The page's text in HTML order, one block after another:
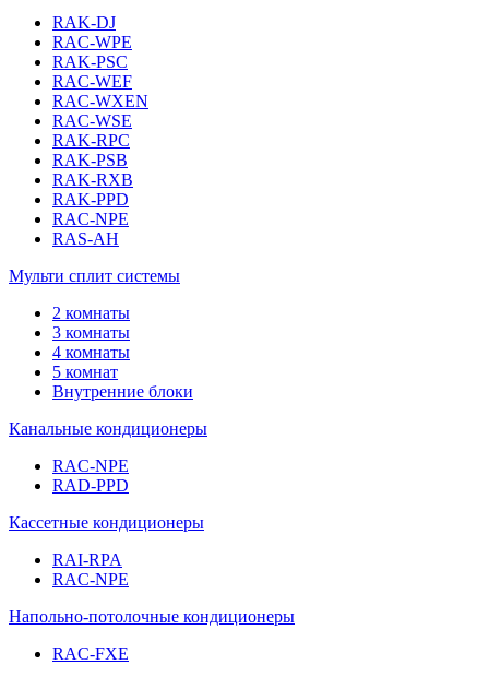
RAK-DJ
RAC-WPE
RAK-PSC
RAC-WEF
RAC-WXEN
RAC-WSE
RAK-RPC
RAK-PSB
RAK-RXB
RAK-PPD
RAC-NPE
RAS-AH
Мульти сплит системы
2 комнаты
3 комнаты
4 комнаты
5 комнат
Внутренние блоки
Канальные кондиционеры
RAC-NPE
RAD-PPD
Кассетные кондиционеры
RAI-RPA
RAC-NPE
Напольно-потолочные кондиционеры
RAC-FXE